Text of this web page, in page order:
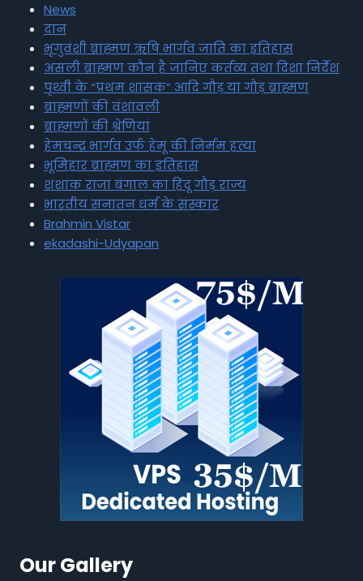
News
दान
भृगुवंशी ब्राह्मण ऋषि भार्गव जाति का इतिहास
असली ब्राह्मण कौन है जानिए कर्तव्य तथा दिशा निर्देश
पृथ्वी के “प्रथम शासक” आदि गौड़ या गौड़ ब्राह्मण
ब्राह्मणों की वंशावली
ब्राह्मणों की श्रेणियां
हेमचन्द्र भार्गव उर्फ हेमू की निर्मम हत्या
भूमिहार ब्राह्मण का इतिहास
शशांक राजा बंगाल का हिंदू गौड़ राज्य
भारतीय सनातन धर्म के संस्कार
Brahmin Vistar
ekadashi-Udyapan
Our Gallery